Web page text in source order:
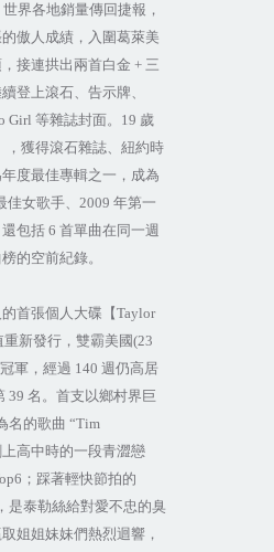
界各地銷量傳回捷報，
傲人成績，入圍葛萊美
，接連拱出兩首白金 + 三
登上滾石、告示牌、
Girl 等雜誌封面。 19 歲
，獲得滾石雜誌、紐約時
度最佳專輯之一，成為
女歌手、 2009 年第一
包括 6 首單曲在同一週
的空前紀錄。
首張個人大碟【Taylor
新發行，雙霸美國(23
軍，經過 140 週仍高居
39 名。首支以鄉村界巨
名的歌曲 “Tim
上高中時的一段青澀戀
；踩著輕快節拍的
，是泰勒絲給對愛不忠的臭
姐姐妹妹們熱烈迴響，